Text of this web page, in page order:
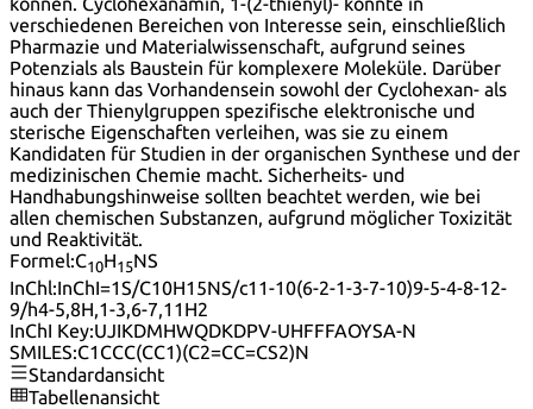
verschiedenen Bereichen von Interesse sein, einschließlich
Pharmazie und Materialwissenschaft, aufgrund seines
Potenzials als Baustein für komplexere Moleküle. Darüber
hinaus kann das Vorhandensein sowohl der Cyclohexan- als
auch der Thienylgruppen spezifische elektronische und
sterische Eigenschaften verleihen, was sie zu einem
Kandidaten für Studien in der organischen Synthese und der
medizinischen Chemie macht. Sicherheits- und
Handhabungshinweise sollten beachtet werden, wie bei
allen chemischen Substanzen, aufgrund möglicher Toxizität
und Reaktivität.
Formel:C10H15NS
InChl:InChI=1S/C10H15NS/c11-10(6-2-1-3-7-10)9-5-4-8-12-
9/h4-5,8H,1-3,6-7,11H2
InChI Key:UJIKDMHWQDKDPV-UHFFFAOYSA-N
SMILES:C1CCC(CC1)(C2=CC=CS2)N
Standardansicht
Tabellenansicht